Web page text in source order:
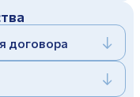
договора